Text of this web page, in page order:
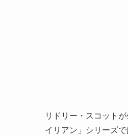
リドリー・スコット
イリアン」シリーズ